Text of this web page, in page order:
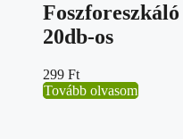
20db-os
299 Ft
Tovább olvasom